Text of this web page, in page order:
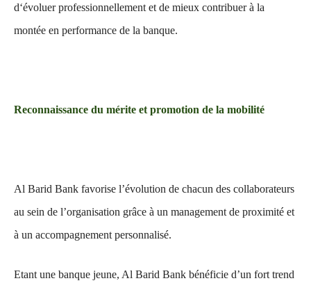
d‘évoluer professionnellement et de mieux contribuer à la
montée en performance de la banque.
Reconnaissance du mérite et promotion de la mobilité
Al Barid Bank favorise l’évolution de chacun des collaborateurs
au sein de l’organisation grâce à un management de proximité et
à un accompagnement personnalisé.
Etant une banque jeune, Al Barid Bank bénéficie d’un fort trend